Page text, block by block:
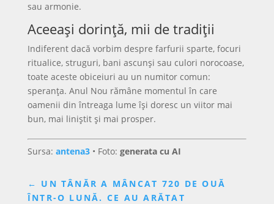
sau armonie.
Aceeași dorință, mii de tradiții
Indiferent dacă vorbim despre farfurii sparte, focuri
ritualice, struguri, bani ascunși sau culori norocoase,
toate aceste obiceiuri au un numitor comun:
speranța. Anul Nou rămâne momentul în care
oamenii din întreaga lume își doresc un viitor mai
bun, mai liniștit și mai prosper.
Sursa: antena3• Foto: generata cu AI
← UN TÂNĂR A MÂNCAT 720 DE OUĂ
ÎNTR-O LUNĂ. CE AU ARĂTAT